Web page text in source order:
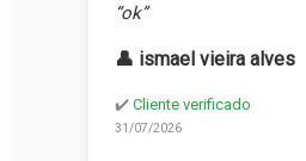
“ok”
👤 ismael vieira alves
✔️ Cliente verificado
31/07/2026